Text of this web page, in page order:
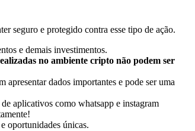
seguro e protegido contra esse tipo de ação.
e demais investimentos.
no ambiente cripto não podem ser
apresentar dados importantes e pode ser uma
aplicativos como whatsapp e instagram
oportunidades únicas.